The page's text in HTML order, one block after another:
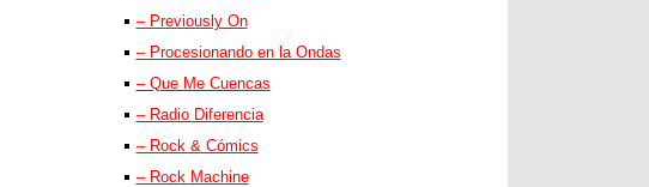
– Previously On
– Procesionando en la Ondas
– Que Me Cuencas
– Radio Diferencia
– Rock & Cómics
– Rock Machine